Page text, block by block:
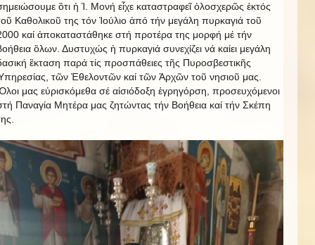
ὃτι ἡ Ἱ. Μονή εἶχε καταστραφεῖ ὁλοσχερῶς ἐκτός
Καθολικοῦ της τόν Ἰούλιο ἀπό τήν μεγάλη πυρκαγιά τοῦ
καί ἀποκαταστάθηκε στή προτέρα της μορφή μέ τήν
ὂλων. Δυστυχώς ἡ πυρκαγιά συνεχίζει νά καίει μεγάλη
ἒκταση παρά τίς προσπάθειες τῆς Πυροσβεστικῆς
τῶν Ἐθελοντῶν καί τῶν Ἀρχῶν τοῦ νησιοῦ μας.
μας εὐρισκόμεθα σέ αἰσιόδοξη ἐγρηγόρση, προσευχόμενοι
Παναγία Μητέρα μας ζητώντας τήν Βοήθεια καί τήν Σκέπη